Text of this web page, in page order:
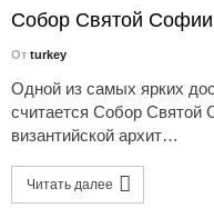
Собор Святой
От turkey
Одной из самых ярких
считается Собор
византийской архит…
Читать далее